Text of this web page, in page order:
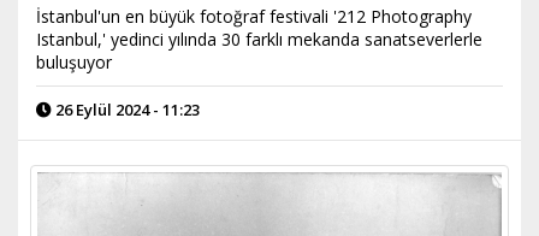
İstanbul'un en büyük fotoğraf festivali '212 Photography
Istanbul,' yedinci yılında 30 farklı mekanda sanatseverlerle
buluşuyor
26 Eylül 2024 - 11:23